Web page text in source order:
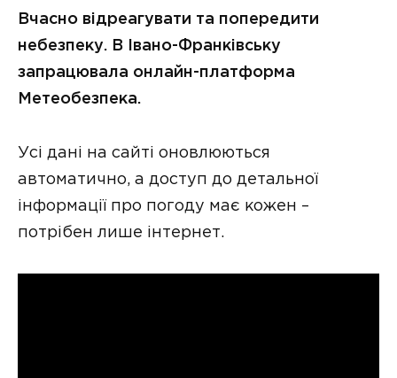
Вчасно відреагувати та попередити
небезпеку. В Івано-Франківську
запрацювала онлайн-платформа
Метеобезпека.
Усі дані на сайті оновлюються
автоматично, а доступ до детальної
інформації про погоду має кожен –
потрібен лише інтернет.